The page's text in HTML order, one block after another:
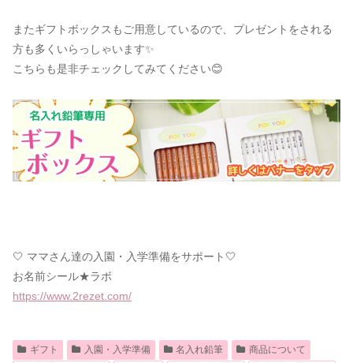
またギフトボックスもご用意しているので、プレゼントをされる
方も多くいらっしゃいます✨
こちらも是非チェックしてみてください😊
🤍 ママさん達の入園・入学準備をサポート🤍
お名前シール★ラボ
https://www.2rezet.com/
ギフト 入園・入学準備 名入れ鉛筆
商品について